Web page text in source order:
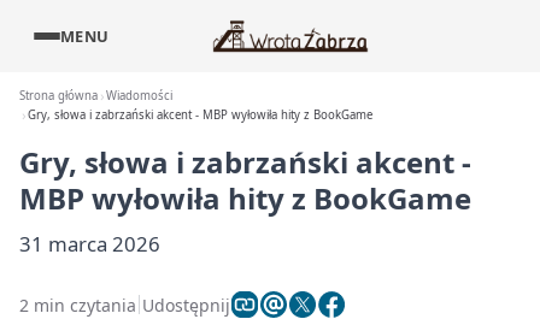
MENU
Strona główna Wiadomości
Gry, słowa i zabrzański akcent - MBP wyłowiła hity z BookGame
Gry, słowa i zabrzański akcent -
MBP wyłowiła hity z BookGame
31 marca 2026
2 min czytania Udostępnij